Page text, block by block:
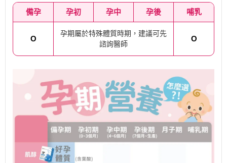
備孕 孕初 孕中 孕後 哺乳
O
孕期屬於特殊體質時期，建議可先
諮詢醫師
O